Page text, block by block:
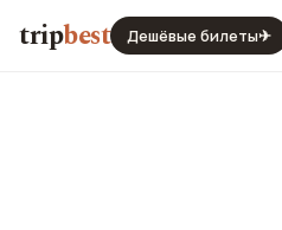
tripbest Дешёвые билеты✈